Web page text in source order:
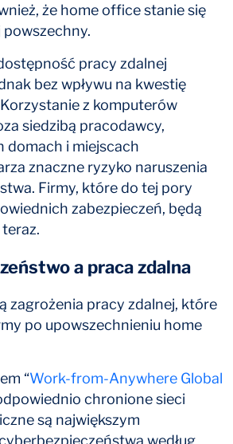
że home office stanie się
pracy zdalnej
bez wpływu na kwestię
z komputerów
siedzibą pracodawcy,
domach i miejscach
znaczne ryzyko naruszenia
Firmy, które do tej pory
zabezpieczeń, będą
a praca zdalna
zagrożenia pracy zdalnej, które
po upowszechnieniu home
“Work-from-Anywhere Global
chronione sieci
są największym
według